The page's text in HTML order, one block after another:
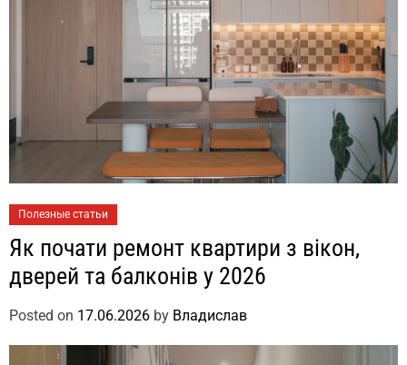
Полезные статьи
Як почати ремонт квартири з вікон,
дверей та балконів у 2026
Posted on 17.06.2026 by Владислав